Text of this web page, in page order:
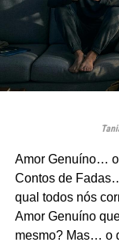
Amor Genuíno…
Contos de
qual todos nós
Amor Genuíno
mesmo? Mas… o